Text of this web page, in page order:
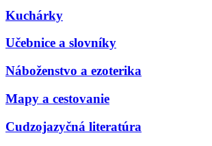
Kuchárky
Učebnice a slovníky
Náboženstvo a ezoterika
Mapy a cestovanie
Cudzojazyčná literatúra